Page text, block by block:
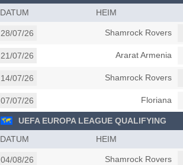
DATUM
HEIM
28/07/26 Shamrock Rovers
21/07/26 Ararat Armenia
14/07/26 Shamrock Rovers
07/07/26 Floriana
UEFA EUROPA LEAGUE QUALIFYING
DATUM
HEIM
04/08/26 Shamrock Rovers